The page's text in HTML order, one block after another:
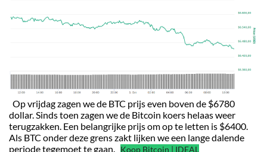
Op vrijdag zagen we de BTC prijs even boven de $6780
dollar. Sinds toen zagen we de Bitcoin koers helaas weer
terugzakken. Een belangrijke prijs om op te letten is $6400.
Als BTC onder deze grens zakt lijken we een lange dalende
periode tegemoet te gaan. Koop Bitcoin | IDEAL